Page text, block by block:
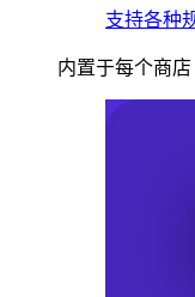
支持各种
内置于每个商店